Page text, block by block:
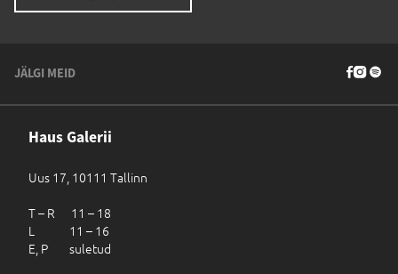
JÄLGI MEID
Haus Galerii
Uus 17, 10111 Tallinn
T – R 11 – 18
L 11 – 16
E, P suletud